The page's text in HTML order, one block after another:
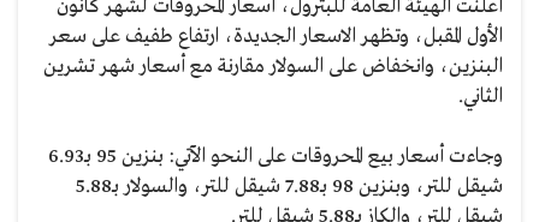
أعلنت الهيئة العامة للبترول، أسعار المحروقات لشهر كانون
الأول المقبل، وتظهر الاسعار الجديدة، ارتفاع طفيف على سعر
البنزين، وانخفاض على السولار مقارنة مع أسعار شهر تشرين
الثاني.
وجاءت أسعار بيع المحروقات على النحو الآتي: بنزين 95 بـ6.93
شيقل للتر، وبنزين 98 بـ7.88 شيقل للتر، والسولار بـ5.88
شيقل للتر، والكاز بـ5.88 شيقل للتر.